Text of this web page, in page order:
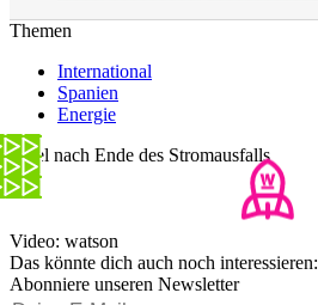
Themen
International
Spanien
Energie
Jubel nach Ende des Stromausfalls
Video: watson
Das könnte dich auch noch interessieren:
Abonniere unseren Newsletter